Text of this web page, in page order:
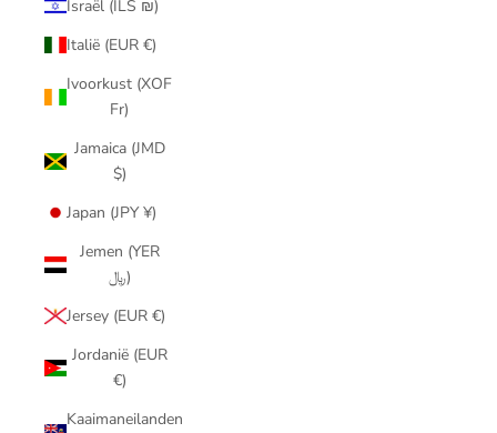
Israël (ILS ₪)
Italië (EUR €)
Ivoorkust (XOF
Fr)
Jamaica (JMD
$)
Japan (JPY ¥)
Jemen (YER
﷼)
Jersey (EUR €)
Jordanië (EUR
€)
Kaaimaneilanden